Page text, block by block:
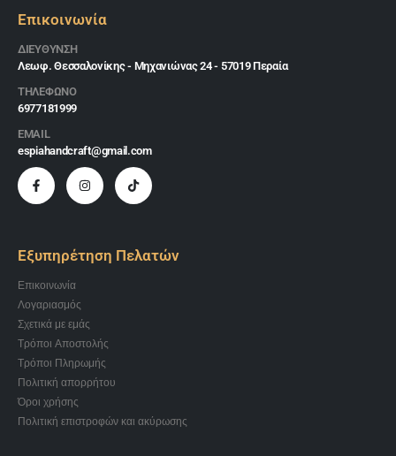
Επικοινωνία
ΔΙΕΎΘΥΝΣΗ
Λεωφ. Θεσσαλονίκης - Μηχανιώνας 24 - 57019 Περαία
ΤΗΛΕΦΩΝΟ
6977181999
EMAIL
espiahandcraft@gmail.com
Εξυπηρέτηση Πελατών
Επικοινωνία
Λογαριασμός
Σχετικά με εμάς
Τρόποι Αποστολής
Τρόποι Πληρωμής
Πολιτική απορρήτου
Όροι χρήσης
Πολιτική επιστροφών και ακύρωσης